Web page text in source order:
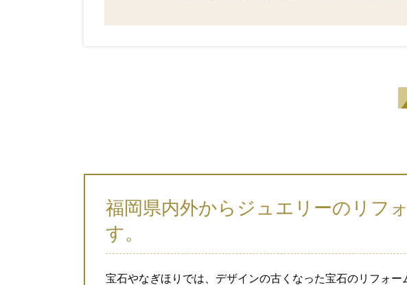
福岡県内外からジュエリーのリフ
す。
宝石やなぎほりでは、デザインの古くなった宝石のリフォ